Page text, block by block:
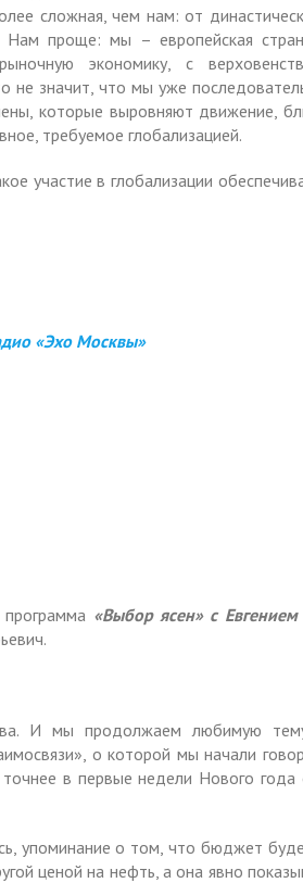
сложная, чем нам: от
Нам проще: мы – европейская
экономику, с
не значит, что мы уже
которые выровняют движение,
требуемое глобализацией.
участие в глобализации
«Эхо Москвы»
«Выбор ясен» с
И мы продолжаем любимую
о которой мы начали
в первые недели Нового
упоминание о том, что бюджет
ценой на нефть, а она явно